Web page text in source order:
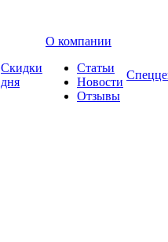
Скидки
дня
О компании
Статьи
Новости
Отзывы